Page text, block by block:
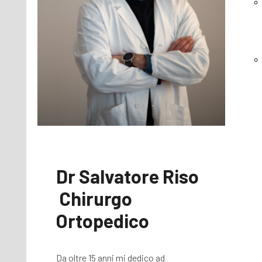
Dr Salvatore Riso
Chirurgo
Ortopedico
Da oltre 15 anni mi dedico ad